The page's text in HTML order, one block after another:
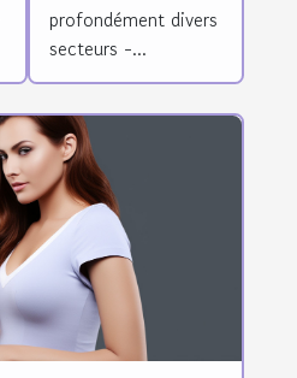
profondément divers
secteurs -...